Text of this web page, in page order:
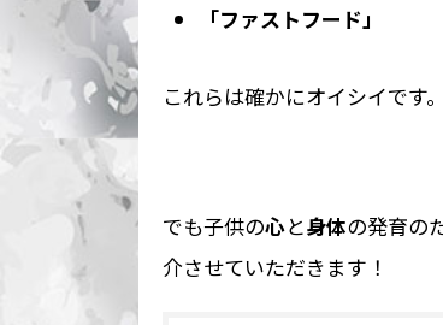
「ファストフード」
これらは確かにオイシイです。
でも子供の心と身体の発育の
介させていただきます！